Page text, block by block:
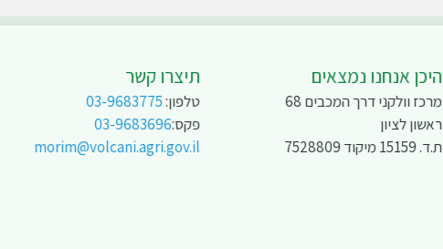
היכן אנחנו נמצאים
מרכז וולקני דרך המכבים 68
ראשון לציון
ת.ד. 15159 מיקוד 7528809
תיצרו קשר
טלפון:03-9683775
פקס:03-9683696
morim@volcani.agri.gov.il